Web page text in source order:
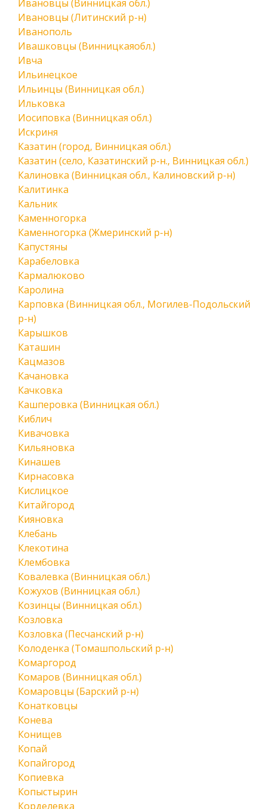
Ивановцы (Винницкая обл.)
Ивановцы (Литинский р-н)
Иванополь
Ивашковцы (Винницкаяобл.)
Ивча
Ильинецкое
Ильинцы (Винницкая обл.)
Ильковка
Иосиповка (Винницкая обл.)
Искриня
Казатин (город, Винницкая обл.)
Казатин (село, Казатинский р-н., Винницкая обл.)
Калиновка (Винницкая обл., Калиновский р-н)
Калитинка
Кальник
Каменногорка
Каменногорка (Жмеринский р-н)
Капустяны
Карабеловка
Кармалюково
Каролина
Карповка (Винницкая обл., Могилев-Подольский
р-н)
Карышков
Каташин
Кацмазов
Качановка
Качковка
Кашперовка (Винницкая обл.)
Киблич
Кивачовка
Кильяновка
Кинашев
Кирнасовка
Кислицкое
Китайгород
Кияновка
Клебань
Клекотина
Клембовка
Ковалевка (Винницкая обл.)
Кожухов (Винницкая обл.)
Козинцы (Винницкая обл.)
Козловка
Козловка (Песчанский р-н)
Колоденка (Томашпольский р-н)
Комаргород
Комаров (Винницкая обл.)
Комаровцы (Барский р-н)
Конатковцы
Конева
Конищев
Копай
Копайгород
Копиевка
Копыстырин
Корделевка